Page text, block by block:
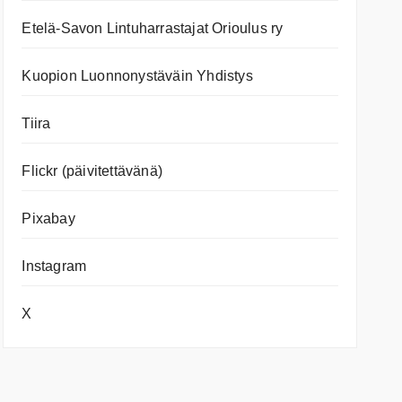
Etelä-Savon Lintuharrastajat Orioulus ry
Kuopion Luonnonystäväin Yhdistys
Tiira
Flickr (päivitettävänä)
Pixabay
Instagram
X